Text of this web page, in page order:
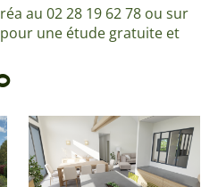
au 02 28 19 62 78 ou sur
une étude gratuite et